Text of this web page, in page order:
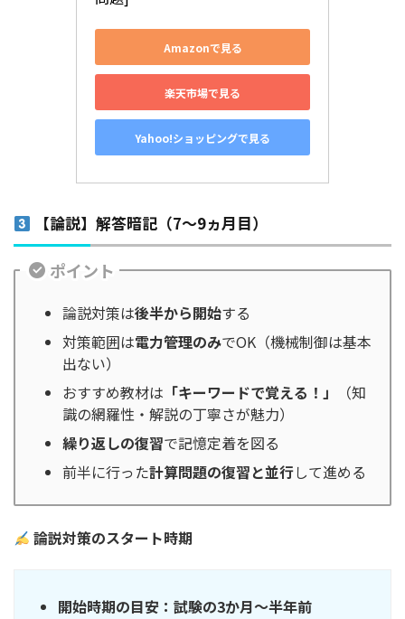
Amazonで見る
楽天市場で見る
Yahoo!ショッピングで見る
【論説】解答暗記（7～9ヵ月目）
ポイント
論説対策は後半から開始する
対策範囲は電力管理のみでOK（機械制御は基本
出ない）
おすすめ教材は 「キーワードで覚える！」
（知
識の網羅性・解説の丁寧さが魅力）
繰り返しの復習で記憶定着を図る
前半に行った計算問題の復習と並行して進める
論説対策のスタート時期
開始時期の目安：試験の3か月～半年前